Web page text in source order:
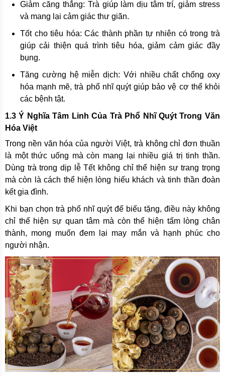
Giảm căng thẳng: Trà giúp làm dịu tâm trí, giảm stress
và mang lại cảm giác thư giãn.
Tốt cho tiêu hóa: Các thành phần tự nhiên có trong trà
giúp cải thiện quá trình tiêu hóa, giảm cảm giác đầy
bụng.
Tăng cường hệ miễn dịch: Với nhiều chất chống oxy
hóa mạnh mẽ, trà phổ nhĩ quýt giúp bảo vệ cơ thể khỏi
các bệnh tật.
1.3 Ý Nghĩa Tâm Linh Của Trà Phổ Nhĩ Quýt Trong Văn
Hóa Việt
Trong nền văn hóa của người Việt, trà không chỉ đơn thuần
là một thức uống mà còn mang lại nhiều giá trị tinh thần.
Dùng trà trong dịp lễ Tết không chỉ thể hiện sự trang trọng
mà còn là cách thể hiện lòng hiếu khách và tinh thần đoàn
kết gia đình.
Khi bạn chọn trà phổ nhĩ quýt để biếu tặng, điều này không
chỉ thể hiện sự quan tâm mà còn thể hiện tấm lòng chân
thành, mong muốn đem lại may mắn và hạnh phúc cho
người nhận.